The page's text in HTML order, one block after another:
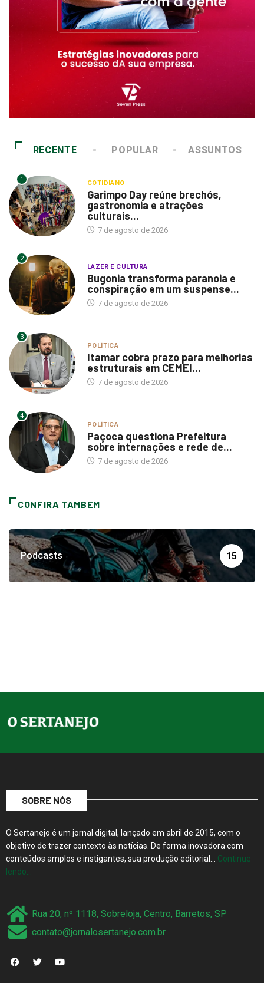
RECENTE POPULAR ASSUNTOS
1 COTIDIANO
Garimpo Day reúne brechós,
gastronomia e atrações
culturais...
7 de agosto de 2026
2
LAZER E CULTURA
Bugonia transforma paranoia e
conspiração em um suspense...
7 de agosto de 2026
3
POLÍTICA
Itamar cobra prazo para melhorias
estruturais em CEMEI...
7 de agosto de 2026
4
POLÍTICA
Paçoca questiona Prefeitura
sobre internações e rede de...
7 de agosto de 2026
CONFIRA TAMBEM
Podcasts 15
SOBRE NÓS
O Sertanejo é um jornal digital, lançado em abril de 2015, com o
objetivo de trazer contexto às notícias. De forma inovadora com
conteúdos amplos e instigantes, sua produção editorial… Continue
lendo…
Rua 20, nº 1118, Sobreloja, Centro, Barretos, SP
contato@jornalosertanejo.com.br